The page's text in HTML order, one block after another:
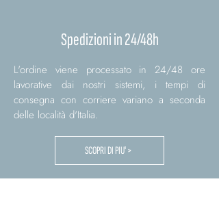
Spedizioni in 24/48h
L'ordine viene processato in 24/48 ore
lavorative dai nostri sistemi, i tempi di
consegna con corriere variano a seconda
delle località d'Italia.
SCOPRI DI PIU' >